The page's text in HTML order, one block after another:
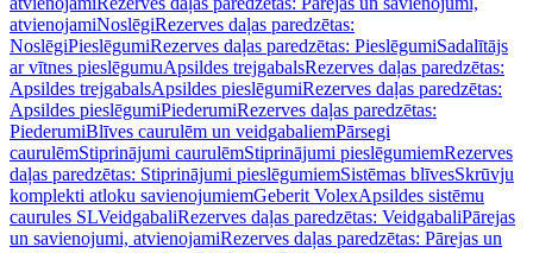
atvienojamiNoslēgiRezerves daļas paredzētas:
NoslēgiPieslēgumiRezerves daļas paredzētas: PieslēgumiSadalītājs
ar vītnes pieslēgumuApsildes trejgabalsRezerves daļas paredzētas:
Apsildes trejgabalsApsildes pieslēgumiRezerves daļas paredzētas:
Apsildes pieslēgumiPiederumiRezerves daļas paredzētas:
PiederumiBlīves caurulēm un veidgabaliemPārsegi
caurulēmStiprinājumi caurulēmStiprinājumi pieslēgumiemRezerves
daļas paredzētas: Stiprinājumi pieslēgumiemSistēmas blīvesSkrūvju
komplekti atloku savienojumiemGeberit VolexApsildes sistēmu
caurules SLVeidgabaliRezerves daļas paredzētas: VeidgabaliPārejas
un savienojumi, atvienojamiRezerves daļas paredzētas: Pārejas un